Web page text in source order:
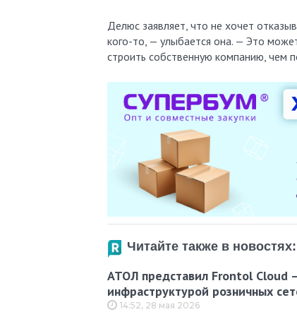
Делюс заявляет, что не хочет
кого-то, — улыбается она. — Это
строить собственную компанию, чем
Читайте также в новостях:
АТОЛ представил Frontol Cloud
инфраструктурой розничных
14:52, 28 мая 2026